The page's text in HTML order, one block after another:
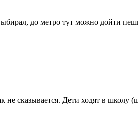
до метро тут можно дойти
сказывается. Дети ходят в школу